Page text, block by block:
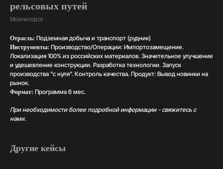
рельсовых путей
Мончегорск
Отрасль: Подземная добыча и транспорт (рудник)
Инструменты: Производство/Операции: Импортозамещение.
Локализация 100% из российских материалов. Значительное улучшение
и удешевление конструкции. Разработка технологии. Запуск
производства "с нуля". Контроль качества. Продукт: Вывод новинки на
рынок.
Формат: Программа 6 мес.
При необходимости более подробной информации - свяжитесь с
нами.
Другие кейсы